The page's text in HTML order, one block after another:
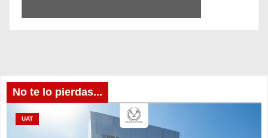
No te lo pierdas...
UAT